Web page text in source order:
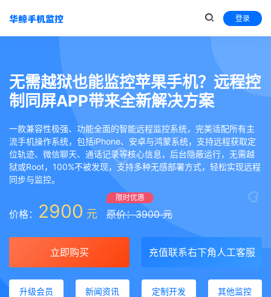
登录
无需越狱也能监控苹果手机？远程控
制同屏APP带来全新解决方案
一款兼容性极强、功能全面的智能远程监控系统，完美适配所有主
流手机操作系统，包括iPhone、安卓与鸿蒙系统，支持远程获取定
位轨迹、微信聊天、通话记录等核心信息，后台隐蔽运行，无需越
狱或Root，100%不被发现，支持多种无感部署方式，轻松实现远程
同步与监控。
价格： 2900 元
限时优惠
原价：3900 元
立即购买 充值联系右下角人工客服
升级会员 新闻资讯 定制开发 其他监控